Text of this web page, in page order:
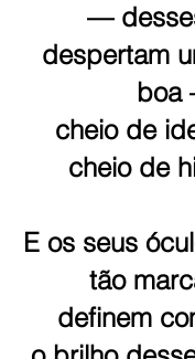
—
despertam
cheio de
cheio de
E os seus
tão
definem